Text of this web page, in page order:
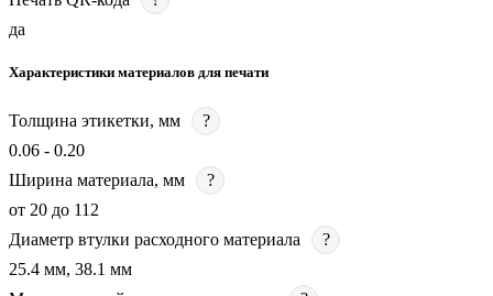
да
Характеристики материалов для печати
Толщина этикетки, мм
?
0.06 - 0.20
Ширина материала, мм
?
от 20 до 112
Диаметр втулки расходного материала
?
25.4 мм, 38.1 мм